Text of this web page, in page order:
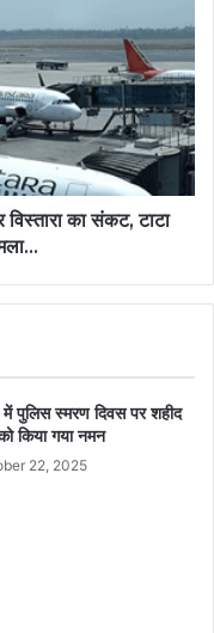
का संकट, टाटा
में पुलिस स्मरण दिवस पर शहीद
किया गया नमन
22, 2025